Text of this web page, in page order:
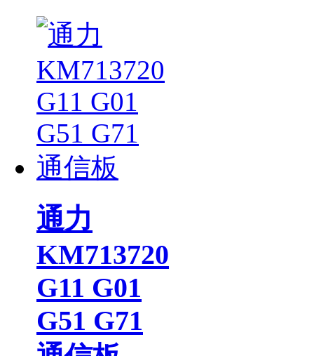
通力
KM713720
G11 G01
G51 G71